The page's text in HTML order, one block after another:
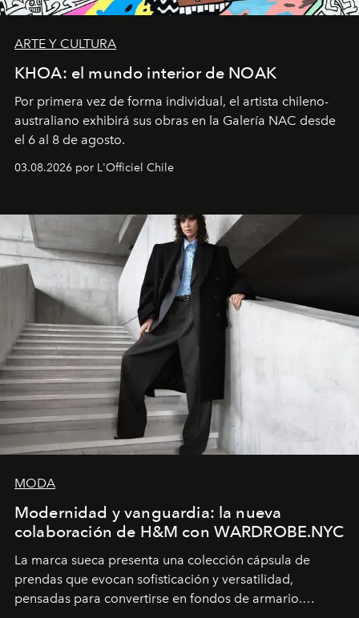
ARTE Y CULTURA
KHOA: el mundo interior de NOAK
Por primera vez de forma individual, el artista chileno-
australiano exhibirá sus obras en la Galería NAC desde
el 6 al 8 de agosto.
03.08.2026 por L'Officiel Chile
MODA
Modernidad y vanguardia: la nueva
colaboración de H&M con WARDROBE.NYC
La marca sueca presenta una colección cápsula de
prendas que evocan sofisticación y versatilidad,
pensadas para convertirse en fondos de armario.